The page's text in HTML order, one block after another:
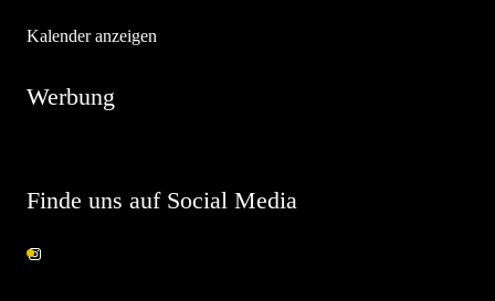
Kalender anzeigen
Werbung
Finde uns auf Social Media